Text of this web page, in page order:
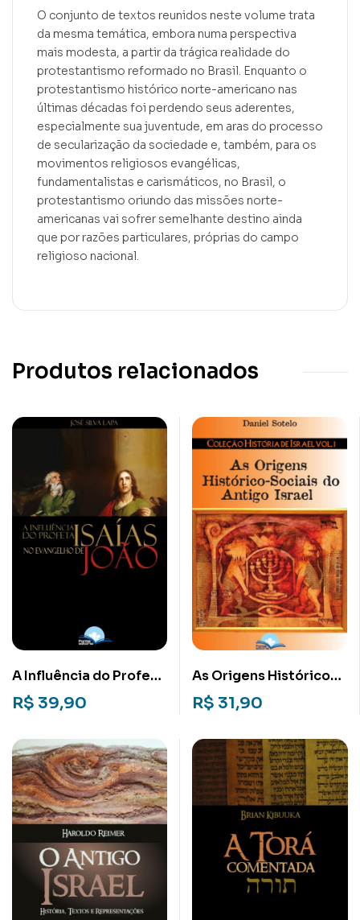
O conjunto de textos reunidos neste volume trata
da mesma temática, embora numa perspectiva
mais modesta, a partir da trágica realidade do
protestantismo reformado no Brasil. Enquanto o
protestantismo histórico norte-americano nas
últimas décadas foi perdendo seus aderentes,
especialmente sua juventude, em aras do processo
de secularização da sociedade e, também, para os
movimentos religiosos evangélicas,
fundamentalistas e carismáticos, no Brasil, o
protestantismo oriundo das missões norte-
americanas vai sofrer semelhante destino ainda
que por razões particulares, próprias do campo
religioso nacional.
Produtos relacionados
A Influência do Profeta
Isaías no Evangelho de
João
R$ 39,90
As Origens Histórico-
sociais do Antigo
Israel
R$ 31,90